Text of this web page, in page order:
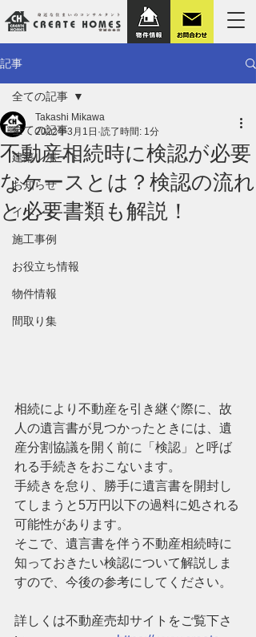
記事
全ての記事
建築レポート
お知らせ
イベント
施工事例
お役立ち情報
物件情報
間取り集
全ての記事
不動産相続時に検認が必要
なケースとは？検認の流れ
と必要書類も解説！
Takashi Mikawa
2022年3月1日 読了時間: 1分
相続により不動産を引き継ぐ際に、故
人の遺言書が見つかったときには、遺
産分割協議を開く前に「検認」と呼ば
れる手続きをおこないます。
手続きを怠り、勝手に遺言書を開封し
てしまうと5万円以下の過料に処される
可能性があります。
そこで、遺言書を伴う不動産相続時に
知っておきたい検認について解説しま
すので、今後の参考にしてください。
詳しくは不動産売却サイトをご覧下さ